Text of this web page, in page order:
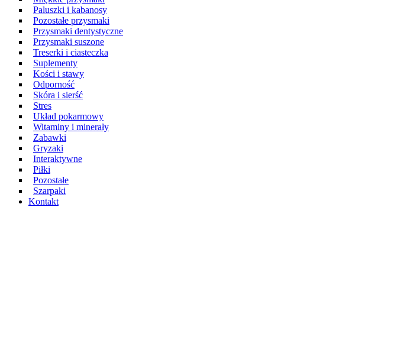
Paluszki i kabanosy
Pozostałe przysmaki
Przysmaki dentystyczne
Przysmaki suszone
Treserki i ciasteczka
Suplementy
Kości i stawy
Odporność
Skóra i sierść
Stres
Układ pokarmowy
Witaminy i minerały
Zabawki
Gryzaki
Interaktywne
Piłki
Pozostałe
Szarpaki
Kontakt